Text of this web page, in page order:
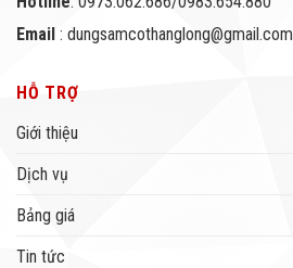
Email : dungsamcothanglong@gmail.com
HỖ TRỢ
Giới thiệu
Dịch vụ
Bảng giá
Tin tức